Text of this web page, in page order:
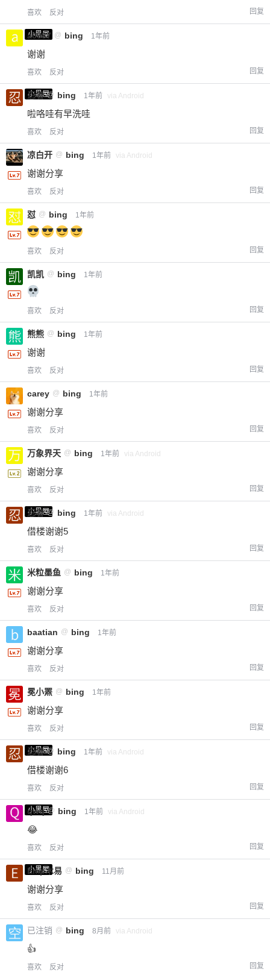
喜欢 反对 回复
小黑屋
a0987 @ bing 1年前
谢谢
喜欢 反对 回复
小黑屋
忍者 @ bing 1年前 via Android
啦咯哇有早洗哇
喜欢 反对 回复
凉白开 @ bing 1年前 via Android
谢谢分享
喜欢 反对 回复
怼 @ bing 1年前
喜欢 反对 回复
凯凯 @ bing 1年前
喜欢 反对 回复
熊熊 @ bing 1年前
谢谢
喜欢 反对 回复
carey @ bing 1年前
谢谢分享
喜欢 反对 回复
万象界天 @ bing 1年前 via Android
谢谢分享
喜欢 反对 回复
小黑屋
忍者 @ bing 1年前 via Android
借楼谢谢5
喜欢 反对 回复
米粒墨鱼 @ bing 1年前
谢谢分享
喜欢 反对 回复
baatian @ bing 1年前
谢谢分享
喜欢 反对 回复
冕小罴 @ bing 1年前
谢谢分享
喜欢 反对 回复
小黑屋
忍者 @ bing 1年前 via Android
借楼谢谢6
喜欢 反对 回复
小黑屋
qwq @ bing 1年前 via Android
😂
喜欢 反对 回复
小黑屋
Emp木易 @ bing 11月前
谢谢分享
喜欢 反对 回复
已注销 @ bing 8月前 via Android
👍
喜欢 反对 回复